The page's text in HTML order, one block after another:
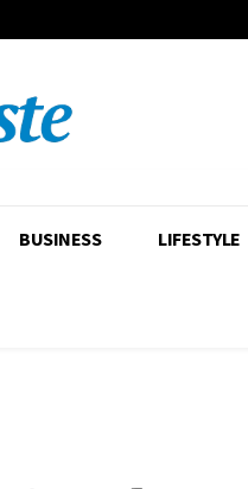
BUSINESS LIFESTYLE